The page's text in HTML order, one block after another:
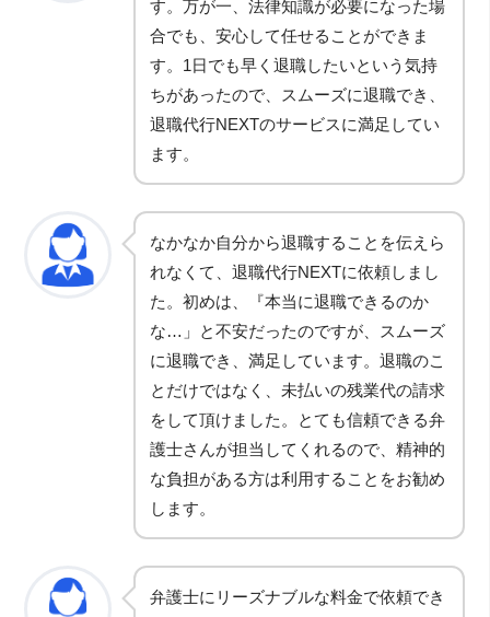
す。万が一、法律知識が必要になった場
合でも、安心して任せることができま
す。1日でも早く退職したいという気持
ちがあったので、スムーズに退職でき、
退職代行NEXTのサービスに満足してい
ます。
なかなか自分から退職することを伝えら
れなくて、退職代行NEXTに依頼しまし
た。初めは、『本当に退職できるのか
な…」と不安だったのですが、スムーズ
に退職でき、満足しています。退職のこ
とだけではなく、未払いの残業代の請求
をして頂けました。とても信頼できる弁
護士さんが担当してくれるので、精神的
な負担がある方は利用することをお勧め
します。
弁護士にリーズナブルな料金で依頼でき